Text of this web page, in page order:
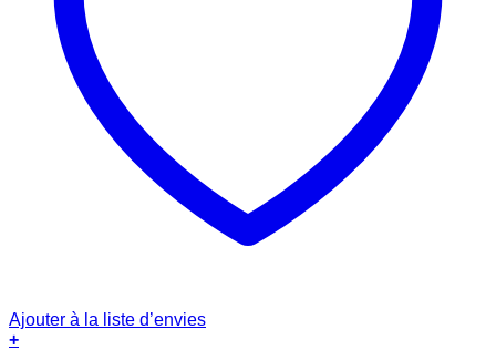
Ajouter à la liste d’envies
+